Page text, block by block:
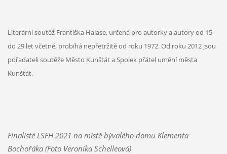
Literární soutěž Františka Halase, určená pro autorky a autory od 15
do 29 let včetně, probíhá nepřetržitě od roku 1972. Od roku 2012 jsou
pořadateli soutěže Město Kunštát a Spolek přátel umění města
Kunštát.
Finalisté LSFH 2021 na místě bývalého domu Klementa
Bochořáka (Foto Veronika Schelleová)